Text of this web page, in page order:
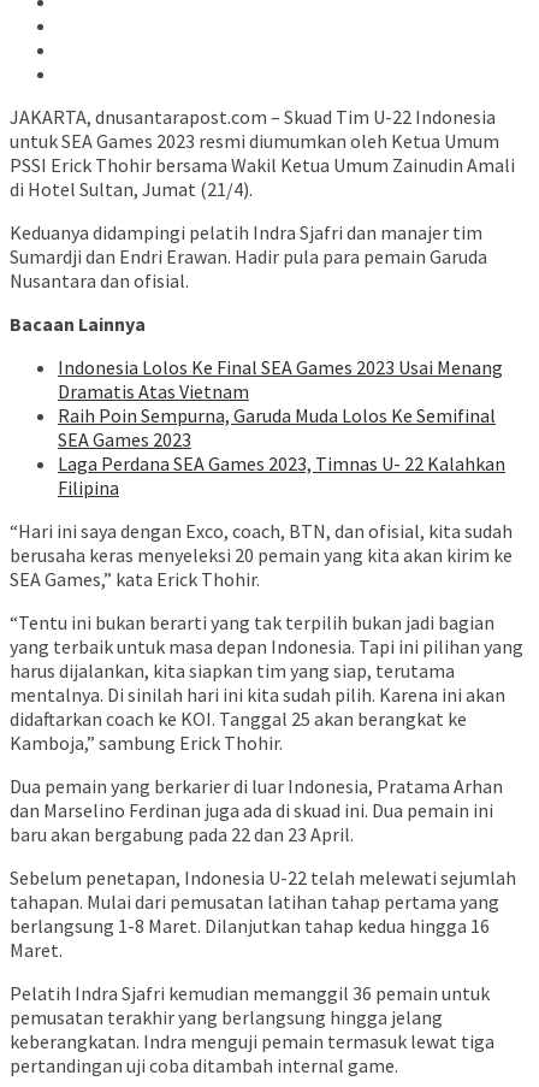
JAKARTA, dnusantarapost.com – Skuad Tim U-22 Indonesia
untuk SEA Games 2023 resmi diumumkan oleh Ketua Umum
PSSI Erick Thohir bersama Wakil Ketua Umum Zainudin Amali
di Hotel Sultan, Jumat (21/4).
Keduanya didampingi pelatih Indra Sjafri dan manajer tim
Sumardji dan Endri Erawan. Hadir pula para pemain Garuda
Nusantara dan ofisial.
Bacaan Lainnya
Indonesia Lolos Ke Final SEA Games 2023 Usai Menang
Dramatis Atas Vietnam
Raih Poin Sempurna, Garuda Muda Lolos Ke Semifinal
SEA Games 2023
Laga Perdana SEA Games 2023, Timnas U- 22 Kalahkan
Filipina
“Hari ini saya dengan Exco, coach, BTN, dan ofisial, kita sudah
berusaha keras menyeleksi 20 pemain yang kita akan kirim ke
SEA Games,” kata Erick Thohir.
“Tentu ini bukan berarti yang tak terpilih bukan jadi bagian
yang terbaik untuk masa depan Indonesia. Tapi ini pilihan yang
harus dijalankan, kita siapkan tim yang siap, terutama
mentalnya. Di sinilah hari ini kita sudah pilih. Karena ini akan
didaftarkan coach ke KOI. Tanggal 25 akan berangkat ke
Kamboja,” sambung Erick Thohir.
Dua pemain yang berkarier di luar Indonesia, Pratama Arhan
dan Marselino Ferdinan juga ada di skuad ini. Dua pemain ini
baru akan bergabung pada 22 dan 23 April.
Sebelum penetapan, Indonesia U-22 telah melewati sejumlah
tahapan. Mulai dari pemusatan latihan tahap pertama yang
berlangsung 1-8 Maret. Dilanjutkan tahap kedua hingga 16
Maret.
Pelatih Indra Sjafri kemudian memanggil 36 pemain untuk
pemusatan terakhir yang berlangsung hingga jelang
keberangkatan. Indra menguji pemain termasuk lewat tiga
pertandingan uji coba ditambah internal game.